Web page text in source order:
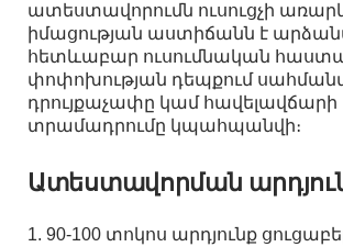
ատեստավորումն ուսուցչի
իմացության աստիճանն է
հետևաբար ուսումնական
փոփոխության դեպքում
դրույքաչափը կամ հավելավճարի
տրամադրումը կպահպանվի։
Ատեստավորման
1. 90-100 տոկոս արդյունք